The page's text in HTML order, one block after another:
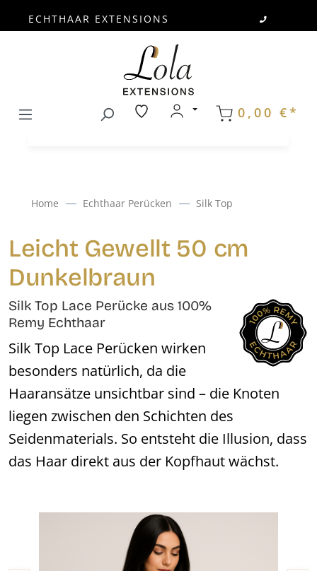
ECHTHAAR EXTENSIONS
0,00 €*
Home Echthaar Perücken Silk Top
Leicht Gewellt 50 cm
Dunkelbraun
Silk Top Lace Perücke aus 100%
Remy Echthaar
Silk Top Lace Perücken wirken
besonders natürlich, da die
Haaransätze unsichtbar sind – die Knoten
liegen zwischen den Schichten des
Seidenmaterials. So entsteht die Illusion, dass
das Haar direkt aus der Kopfhaut wächst.
Bildergalerie überspringen